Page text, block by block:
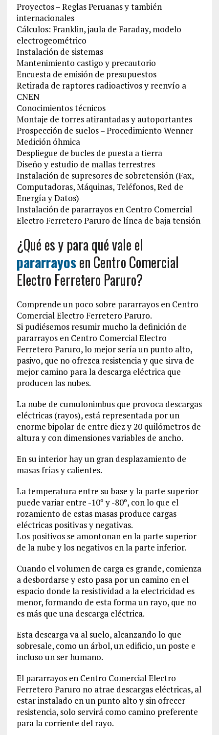
Proyectos – Reglas Peruanas y también
internacionales
Cálculos: Franklin, jaula de Faraday, modelo
electrogeométrico
Instalación de sistemas
Mantenimiento castigo y precautorio
Encuesta de emisión de presupuestos
Retirada de raptores radioactivos y reenvío a
CNEN
Conocimientos técnicos
Montaje de torres atirantadas y autoportantes
Prospección de suelos – Procedimiento Wenner
Medición óhmica
Despliegue de bucles de puesta a tierra
Diseño y estudio de mallas terrestres
Instalación de supresores de sobretensión (Fax,
Computadoras, Máquinas, Teléfonos, Red de
Energía y Datos)
Instalación de pararrayos en Centro Comercial
Electro Ferretero Paruro de línea de baja tensión
¿Qué es y para qué vale el
pararrayosen Centro Comercial
Electro Ferretero Paruro?
Comprende un poco sobre pararrayos en Centro
Comercial Electro Ferretero Paruro.
Si pudiésemos resumir mucho la definición de
pararrayos en Centro Comercial Electro
Ferretero Paruro, lo mejor sería un punto alto,
pasivo, que no ofrezca resistencia y que sirva de
mejor camino para la descarga eléctrica que
producen las nubes.
La nube de cumulonimbus que provoca descargas
eléctricas (rayos), está representada por un
enorme bipolar de entre diez y 20 quilómetros de
altura y con dimensiones variables de ancho.
En su interior hay un gran desplazamiento de
masas frías y calientes.
La temperatura entre su base y la parte superior
puede variar entre -10º y -80º, con lo que el
rozamiento de estas masas produce cargas
eléctricas positivas y negativas.
Los positivos se amontonan en la parte superior
de la nube y los negativos en la parte inferior.
Cuando el volumen de carga es grande, comienza
a desbordarse y esto pasa por un camino en el
espacio donde la resistividad a la electricidad es
menor, formando de esta forma un rayo, que no
es más que una descarga eléctrica.
Esta descarga va al suelo, alcanzando lo que
sobresale, como un árbol, un edificio, un poste e
incluso un ser humano.
El pararrayos en Centro Comercial Electro
Ferretero Paruro no atrae descargas eléctricas, al
estar instalado en un punto alto y sin ofrecer
resistencia, solo servirá como camino preferente
para la corriente del rayo.